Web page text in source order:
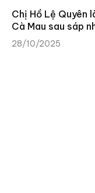
Chị Hồ Lệ Quyên
Cà Mau sau sáp
28/10/2025